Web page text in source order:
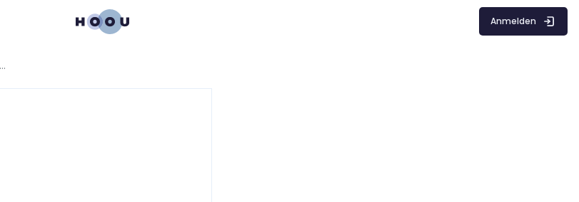
Anmelden
Machtkritische OER zu Flucht & Digitalisierung